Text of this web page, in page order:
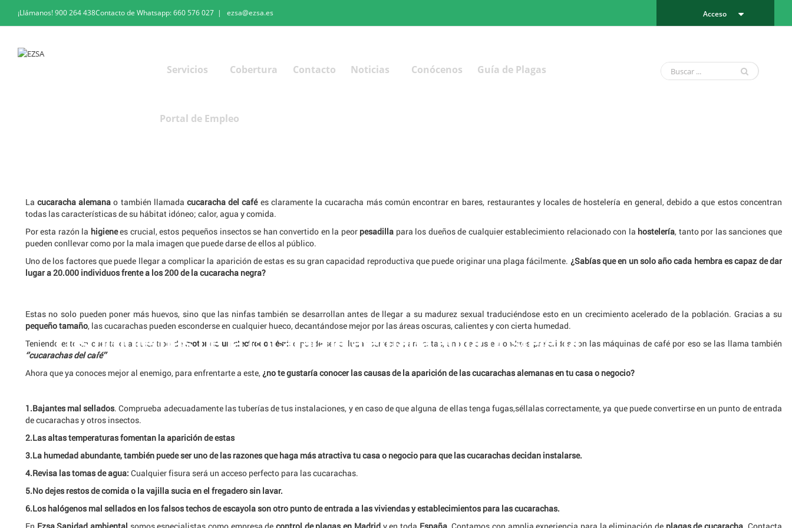
¡Llámanos!900 264 438Contacto de Whatsapp:660 576 027 | ezsa@ezsa.es Acceso
Servicios Cobertura Contacto Noticias Conócenos Guía de Plagas
Portal de Empleo
Los problemas de la cucaracha alemana en la hostelería
Los problemas de la cucaracha alemana en la hostelería
La cucaracha alemana o también llamadacucaracha del cafées claramente la cucaracha más común encontrar en bares, restaurantes y locales de hostelería en general, debido a que estos concentran
todas las características de su hábitat idóneo; calor, agua y comida.
Por esta razón la higienees crucial, estos pequeños insectos se han convertido en la peor pesadilla para los dueños de cualquier establecimiento relacionado con la hostelería, tanto por las sanciones que
pueden conllevar como por la mala imagen que puede darse de ellos al público.
Uno de los factores que puede llegar a complicar la aparición de estas es su gran capacidad reproductiva que puede originar una plaga fácilmente. ¿Sabías que en un solo año cada hembra es capaz de dar
lugar a 20.000 individuos frente a los 200 de lacucaracha negra?
Estas no solo pueden poner más huevos, sino que las ninfas también se desarrollan antes de llegar a su madurez sexual traduciéndose esto en un crecimiento acelerado de la población. Gracias a su
pequeño tamaño, las cucarachas pueden esconderse en cualquier hueco, decantándose mejor por las áreas oscuras, calientes y con cierta humedad.
Teniendo esto en cuenta cualquier tipo de motor de un electrodoméstic o puede ser el lugar perfecto para estas, uno de sus escondites preferidos son las máquinas de café por eso se las llama también
‘’cucarachas del café’’
Ahora que ya conoces mejor al enemigo, para enfrentarte a este, ¿no te gustaría conocer las causas de la aparición de las cucarachas alemanas en tu casa o negocio?
1.Bajantes mal sellados. Comprueba adecuadamente las tuberías de tus instalaciones, y en caso de que alguna de ellas tenga fugas,séllalas correctamente, ya que puede convertirse en un punto de entrada
de cucarachas y otros insectos.
2.Las altas temperaturas fomentan la aparición de estas
3.La humedad abundante, también puede ser uno de las razones que haga más atractiva tu casa o negocio para que las cucarachas decidan instalarse.
4.Revisa las tomas de agua: Cualquier fisura será un acceso perfecto para las cucarachas.
5.No dejes restos de comida o la vajilla sucia en el fregadero sin lavar.
6.Los halógenos mal sellados en los falsos techos de escayola son otro punto de entrada a las viviendas y establecimientos para las cucarachas.